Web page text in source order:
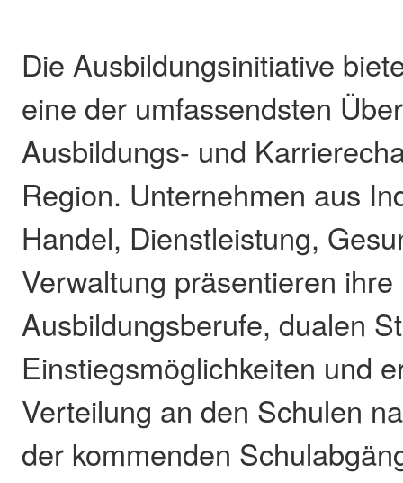
Die Ausbildungsinitiative
eine der umfassendsten
Ausbildungs- und
Region. Unternehmen aus
Handel, Dienstleistung,
Verwaltung präsentieren ihre
Ausbildungsberufe, dualen
Einstiegsmöglichkeiten und
Verteilung an den Schulen
der kommenden